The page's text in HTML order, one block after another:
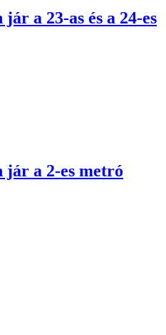
a 23-as és a 24-es
a 2-es metró